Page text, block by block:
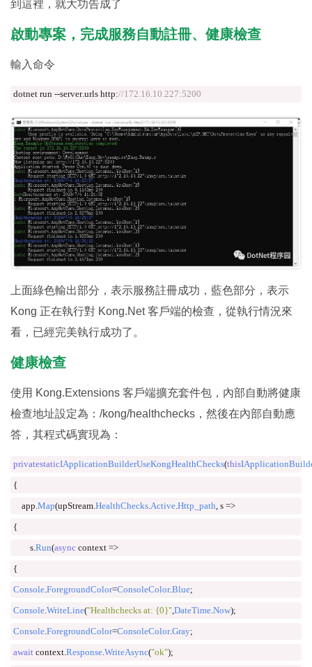
到這裡，就大功告成了
啟動專案，完成服務自動註冊、健康檢查
輸入命令
dotnet run --server.urls http://172.16.10.227:5200
上面綠色輸出部分，表示服務註冊成功，藍色部分，表示
Kong 正在執行對 Kong.Net 客戶端的檢查，從執行情況來
看，已經完美執行成功了。
健康檢查
使用 Kong.Extensions 客戶端擴充套件包，內部自動將健康
檢查地址設定為：/kong/healthchecks，然後在內部自動應
答，其程式碼實現為：
privatestaticIApplicationBuilderUseKongHealthChecks(this
{
    app
.Map(upStream.HealthChecks.Active.Http_path, s =>
{
        s
.Run(async context =>
{
Console.ForegroundColor=ConsoleColor.Blue;
Console.WriteLine("Healthchecks at: {0}",DateTime.Now);
Console.ForegroundColor=ConsoleColor.Gray;
await context.Response.WriteAsync("ok");